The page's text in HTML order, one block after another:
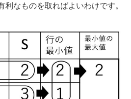
利なものを取ればよいわけです。